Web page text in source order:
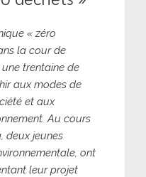
« zéro
la cour de
une trentaine de
aux modes de
et aux
Au cours
deux jeunes
ont
leur projet